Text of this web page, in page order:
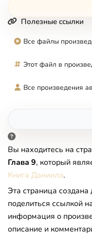
Полезные ссылки
Все файлы
Этот файл в
Все произведения
Вы находитесь на
Глава 9, который
Книга Даниила.
Эта страница
поделиться ссылкой
информация о
описание и